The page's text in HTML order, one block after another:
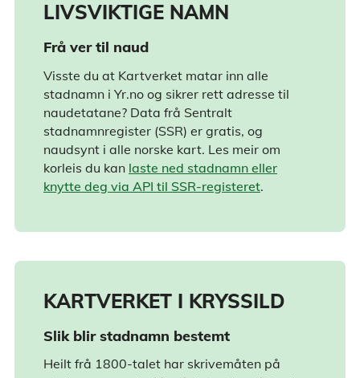
LIVSVIKTIGE NAMN
Frå ver til naud
Visste du at Kartverket matar inn alle
stadnamn i Yr.no og sikrer rett adresse til
naudetatane? Data frå Sentralt
stadnamnregister (SSR) er gratis, og
naudsynt i alle norske kart. Les meir om
korleis du kan laste ned stadnamn eller
knytte deg via API til SSR-registeret.
KARTVERKET I KRYSSILD
Slik blir stadnamn bestemt
Heilt frå 1800-talet har skrivemåten på